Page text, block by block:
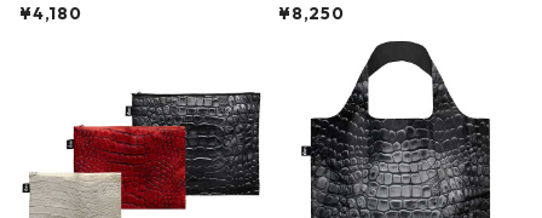
ミエ-B ショルダーバッグ グロスピ
¥4,180
ボストンバッグ ショルダーバッグ
Black ジャン=ミッシェル・バスキ
ア/クラウン ブラック
¥8,250